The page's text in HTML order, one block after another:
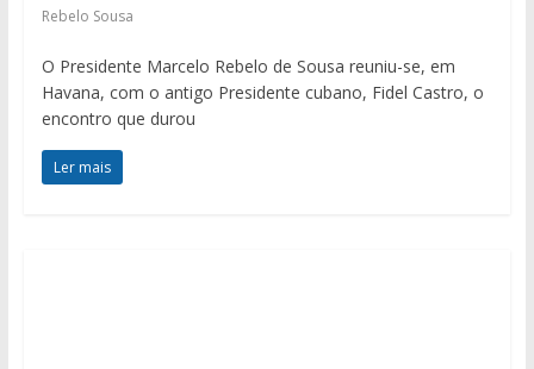
Rebelo Sousa
O Presidente Marcelo Rebelo de Sousa reuniu-se, em
Havana, com o antigo Presidente cubano, Fidel Castro, o
encontro que durou
Ler mais